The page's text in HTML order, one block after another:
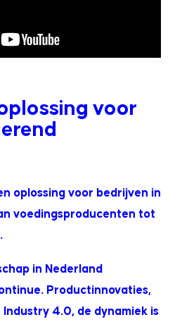
voor
oplossing voor bedrijven in
voedingsproducenten tot
in Nederland
Productinnovaties,
4.0, de dynamiek is